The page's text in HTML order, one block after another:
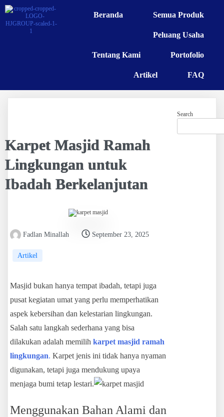
Beranda Semua Produk
Peluang Usaha
Tentang Kami Portofolio
Artikel FAQ
Karpet Masjid Ramah
Lingkungan untuk
Ibadah Berkelanjutan
Fadlan Minallah September 23, 2025
Artikel
Masjid bukan hanya tempat ibadah, tetapi juga
pusat kegiatan umat yang perlu memperhatikan
aspek kebersihan dan kelestarian lingkungan.
Salah satu langkah sederhana yang bisa
dilakukan adalah memilih karpet masjid ramah
lingkungan. Karpet jenis ini tidak hanya nyaman
digunakan, tetapi juga mendukung upaya
menjaga bumi tetap lestari.
Menggunakan Bahan Alami dan
Search